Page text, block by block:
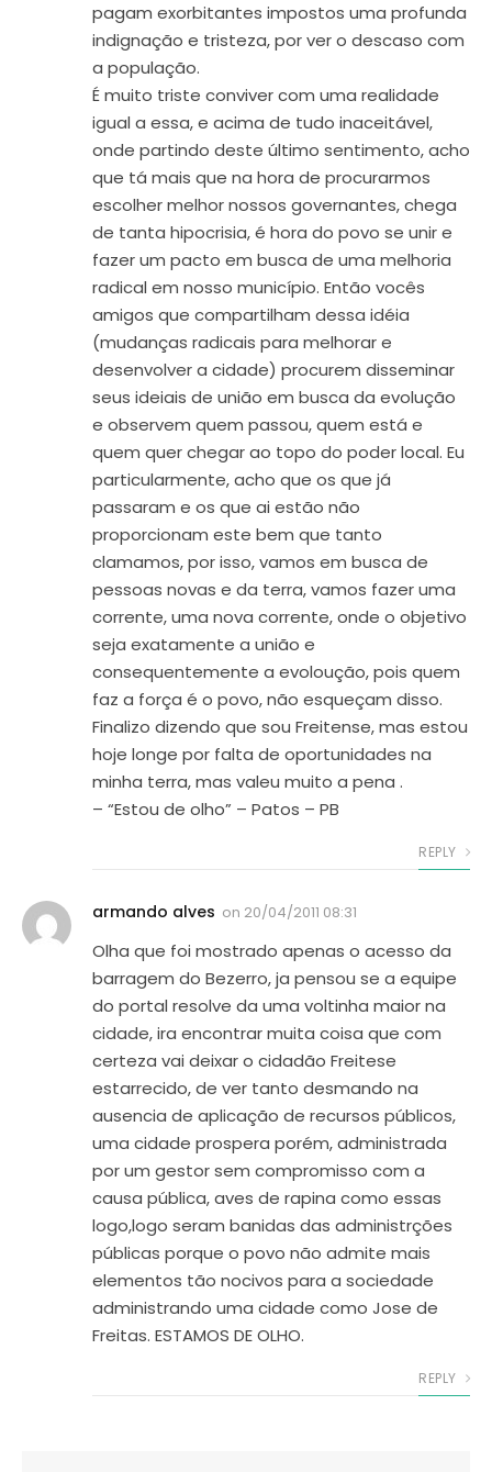
pagam exorbitantes impostos uma profunda
indignação e tristeza, por ver o descaso com
a população.
É muito triste conviver com uma realidade
igual a essa, e acima de tudo inaceitável,
onde partindo deste último sentimento, acho
que tá mais que na hora de procurarmos
escolher melhor nossos governantes, chega
de tanta hipocrisia, é hora do povo se unir e
fazer um pacto em busca de uma melhoria
radical em nosso município. Então vocês
amigos que compartilham dessa idéia
(mudanças radicais para melhorar e
desenvolver a cidade) procurem disseminar
seus ideiais de união em busca da evolução
e observem quem passou, quem está e
quem quer chegar ao topo do poder local. Eu
particularmente, acho que os que já
passaram e os que ai estão não
proporcionam este bem que tanto
clamamos, por isso, vamos em busca de
pessoas novas e da terra, vamos fazer uma
corrente, uma nova corrente, onde o objetivo
seja exatamente a união e
consequentemente a evoloução, pois quem
faz a força é o povo, não esqueçam disso.
Finalizo dizendo que sou Freitense, mas estou
hoje longe por falta de oportunidades na
minha terra, mas valeu muito a pena .
– “Estou de olho” – Patos – PB
REPLY
armando alves on 20/04/2011 08:31
Olha que foi mostrado apenas o acesso da
barragem do Bezerro, ja pensou se a equipe
do portal resolve da uma voltinha maior na
cidade, ira encontrar muita coisa que com
certeza vai deixar o cidadão Freitese
estarrecido, de ver tanto desmando na
ausencia de aplicação de recursos públicos,
uma cidade prospera porém, administrada
por um gestor sem compromisso com a
causa pública, aves de rapina como essas
logo,logo seram banidas das administrções
públicas porque o povo não admite mais
elementos tão nocivos para a sociedade
administrando uma cidade como Jose de
Freitas. ESTAMOS DE OLHO.
REPLY